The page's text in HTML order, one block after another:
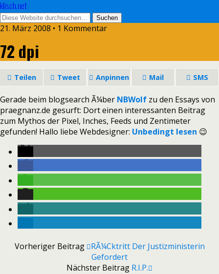
klisch.net
21. März 2008 • 1 Kommentar
72 dpi
Teilen Tweet Anpinnen Mail SMS
Gerade beim blogsearch Ã¼ber NBWolf zu den Essays von
praegnanz.de gesurft: Dort einen interessanten Beitrag
zum Mythos der Pixel, Inches, Feeds und Zentimeter
gefunden! Hallo liebe Webdesigner: Unbedingt lesen 😉
Vorheriger Beitrag
RÃ¼cktritt Der Justizministerin
Gefordert
Nächster Beitrag R.I.P.